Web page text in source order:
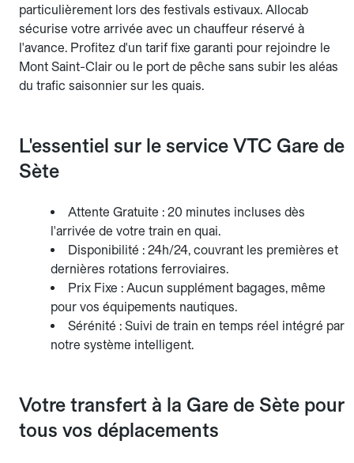
particulièrement lors des festivals estivaux. Allocab
sécurise votre arrivée avec un chauffeur réservé à
l'avance. Profitez d'un tarif fixe garanti pour rejoindre le
Mont Saint-Clair ou le port de pêche sans subir les aléas
du trafic saisonnier sur les quais.
L'essentiel sur le service VTC Gare de
Sète
Attente Gratuite : 20 minutes incluses dès
l'arrivée de votre train en quai.
Disponibilité : 24h/24, couvrant les premières et
dernières rotations ferroviaires.
Prix Fixe : Aucun supplément bagages, même
pour vos équipements nautiques.
Sérénité : Suivi de train en temps réel intégré par
notre système intelligent.
Votre transfert à la Gare de Sète pour
tous vos déplacements